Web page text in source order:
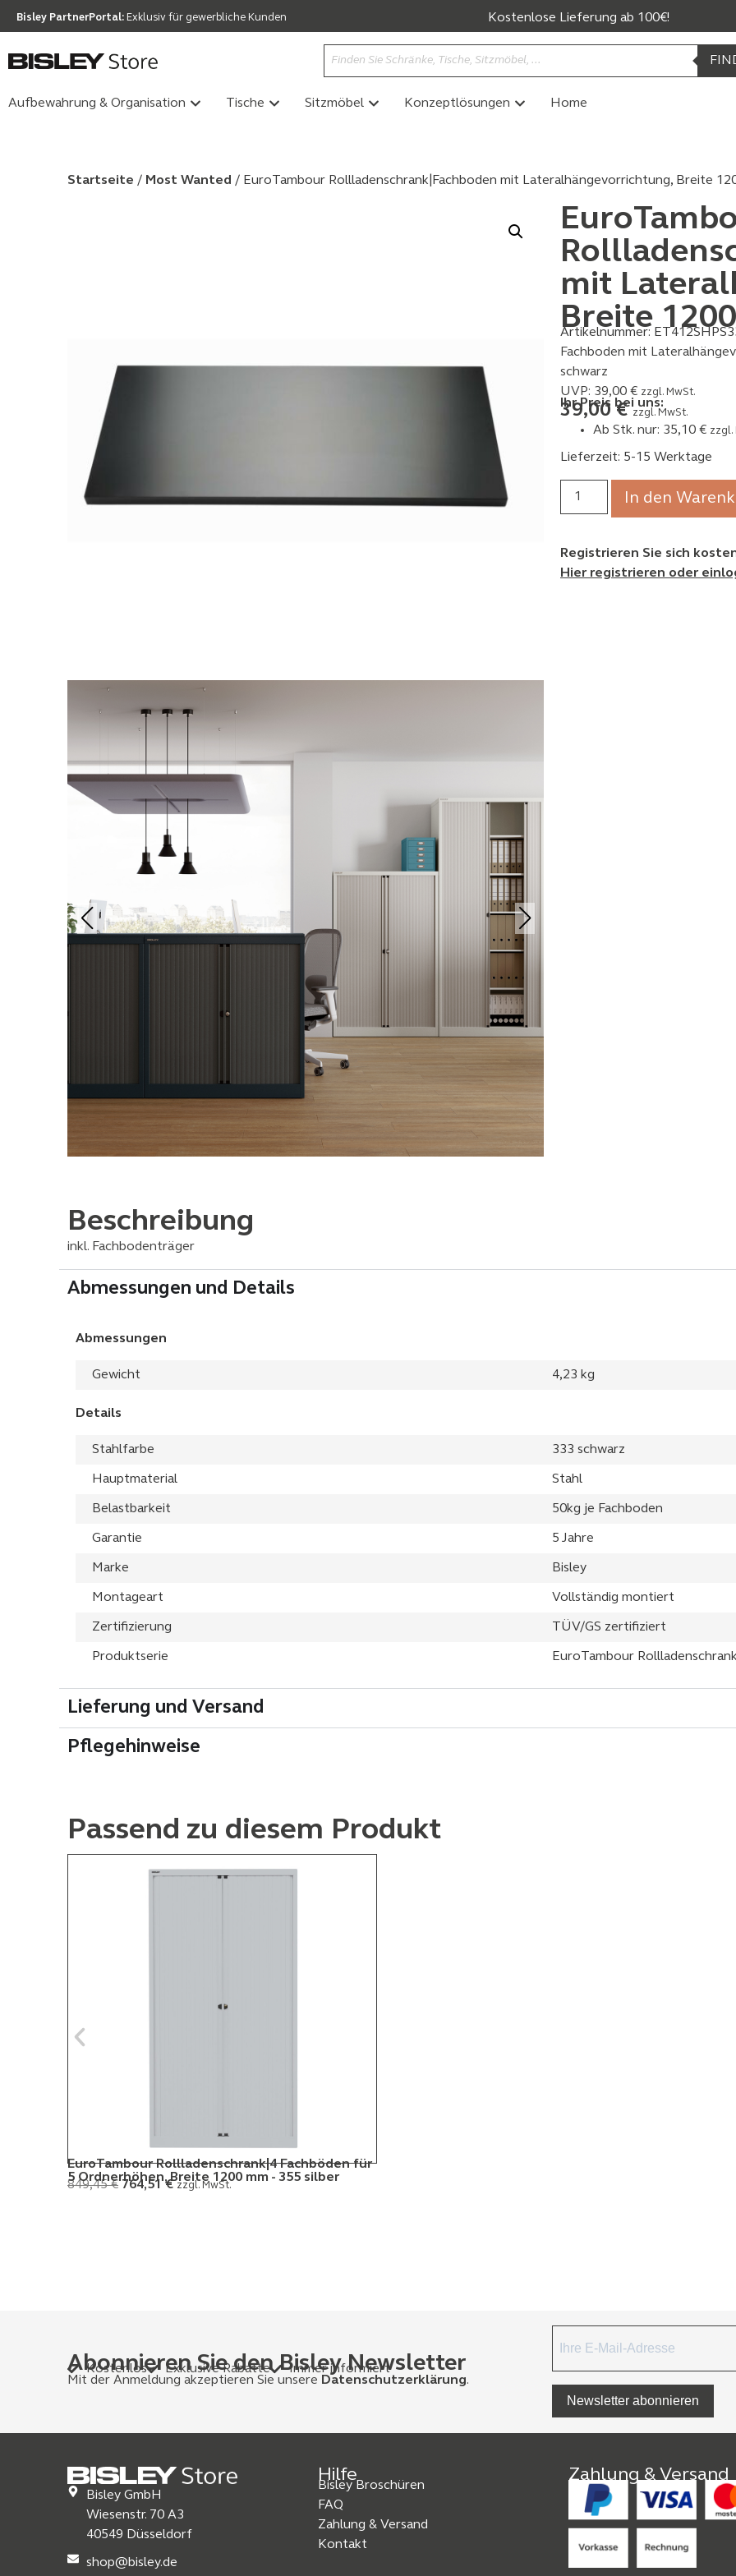
Bisley PartnerPortal: Exklusiv für gewerbliche Kunden Kostenlose Lieferung ab 100€!
Aufbewahrung & Organisation Tische Sitzmöbel Konzeptlösungen Home
Startseite / Most Wanted / EuroTambour Rollladenschrank|Fachboden mit Lateralhängevorrichtung, Breite
mit
Breite 1200
Artikelnummer:
Fachboden mit
schwarz
UVP: 39,00 € zzgl. MwSt.
Ihr Preis bei uns:
39,00€ zzgl. MwSt.
Ab Stk. nur: 35,10 € zzgl.
Lieferzeit: 5-15 Werktage
In den
Registrieren Sie sich
Hier registrieren oder
Beschreibung
inkl. Fachbodenträger
Abmessungen und Details
Abmessungen
Gewicht 4,23 kg
Details
Stahlfarbe 333 schwarz
Hauptmaterial Stahl
Belastbarkeit 50kg je Fachboden
Garantie 5 Jahre
Marke Bisley
Montageart Vollständig montiert
Zertifizierung TÜV/GS zertifiziert
Produktserie EuroTambour
Lieferung und Versand
Pflegehinweise
Passend zu diesem Produkt
EuroTambour Rollladenschrank|4 Fachböden für
5 Ordnerhöhen, Breite 1200 mm - 355 silber
849,45€ 764,51€ zzgl. MwSt.
Abonnieren Sie den Bisley Newsletter
Kostenlos Exklusive Rabatte
Immer informiert
Mit der Anmeldung akzeptieren Sie unsere Datenschutzerklärung.
Newsletter abonnieren
Bisley GmbH
Wiesenstr. 70 A3
40549 Düsseldorf
shop@bisley.de
Hilfe
Bisley Broschüren
FAQ
Zahlung & Versand
Kontakt
Zahlung & Versand